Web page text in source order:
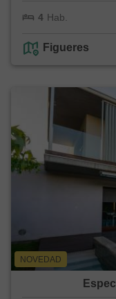
4 Hab.
Figueres
NOVEDAD